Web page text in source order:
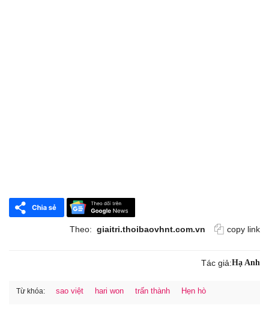
Theo: giaitri.thoibaovhnt.com.vn copy link
Tác giả:Hạ Anh
Từ khóa: sao việt hari won trấn thành Hẹn hò